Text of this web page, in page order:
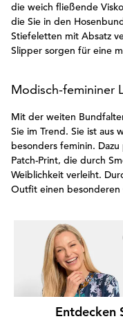
die weich fließende
die Sie in den
Stiefeletten mit Absatz
Slipper sorgen für eine
Modisch-femininer
Mit der weiten
Sie im Trend. Sie ist aus
besonders feminin.
Patch-Print, die durch
Weiblichkeit verleiht.
Outfit einen besonderen
GOLDNER
Druckbluse mit Smok-Details
Entdecken